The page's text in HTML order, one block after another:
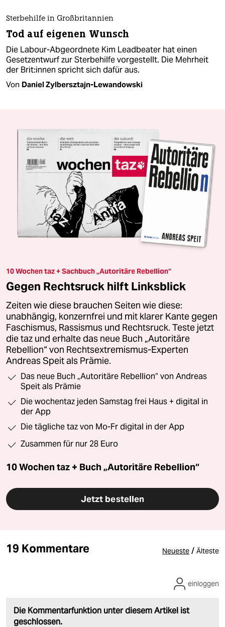
Schwangerschaftsabbrüche
Mehr Fortschritt wagen
Kommentar von Simon Barmann
Sterbehilfe in Großbritannien
Tod auf eigenen Wunsch
Die Labour-Abgeordnete Kim Leadbeater hat einen
Gesetzentwurf zur Sterbehilfe vorgestellt. Die Mehrheit
der Bri­t:in­nen spricht sich dafür aus.
Daniel Zylbersztajn-Lewandowski
10 Wochen taz + Sachbuch „Autoritäre Rebellion“
Gegen Rechtsruck hilft Linksblick
Zeiten wie diese brauchen Seiten wie diese:
Faschismus, Rassismus und Rechtsruck. Teste jetzt
Rebellion“ von Rechtsextremismus-Experten
Andreas Speit als Prämie.
Die wochentaz jeden Samstag frei Haus + digital in
der App
10 Wochen taz + Buch „Autoritäre Rebellion“